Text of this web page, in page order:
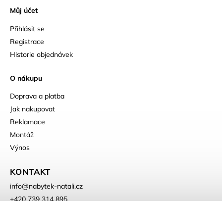
Můj účet
Přihlásit se
Registrace
Historie objednávek
O nákupu
Doprava a platba
Jak nakupovat
Reklamace
Montáž
Výnos
KONTAKT
info@nabytek-natali.cz
+420 739 314 895